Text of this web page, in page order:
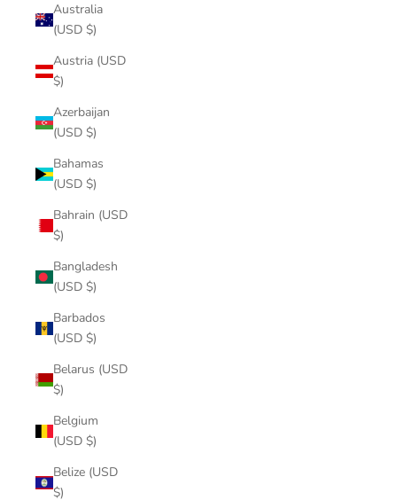
Australia
(USD $)
Austria (USD
$)
Azerbaijan
(USD $)
Bahamas
(USD $)
Bahrain (USD
$)
Bangladesh
(USD $)
Barbados
(USD $)
Belarus (USD
$)
Belgium
(USD $)
Belize (USD
$)